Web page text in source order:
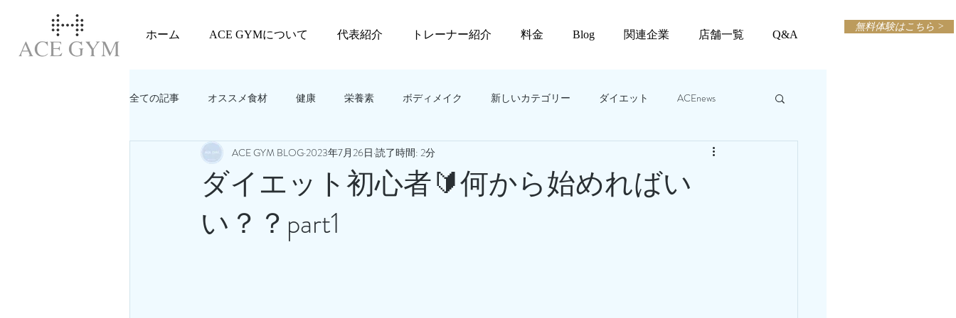
ホーム ACE GYMについて 代表紹介 トレーナー紹介 料金 Blog 関連企業 店舗一覧 Q&A
無料体験はこちら >
全ての記事 オススメ食材 健康 栄養素 ボディメイク 新しいカテゴリー ダイエット ACEnews
教えてACEGYM‼️ 美容
ダイエット初心者🔰何から始めればい
い？？part1
ACE GYM BLOG 2023年7月26日 読了時間: 2分